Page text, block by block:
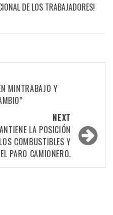
DE LOS TRABAJADORES!
MINTRABAJO Y
NEXT
LA POSICIÓN
COMBUSTIBLES Y
PARO CAMIONERO.